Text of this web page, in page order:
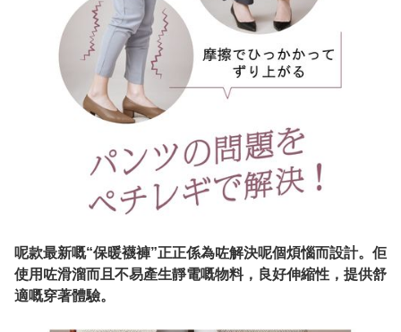
呢款最新嘅“保暖襪褲”正正係為咗解決呢個煩惱而設計。佢
使用咗滑溜而且不易產生靜電嘅物料，良好伸縮性，提供舒
適嘅穿著體驗。